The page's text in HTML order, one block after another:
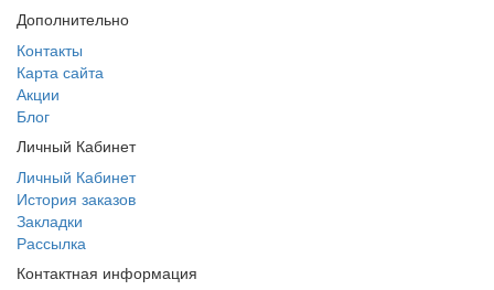
Дополнительно
Контакты
Карта сайта
Акции
Блог
Личный Кабинет
Личный Кабинет
История заказов
Закладки
Рассылка
Контактная информация